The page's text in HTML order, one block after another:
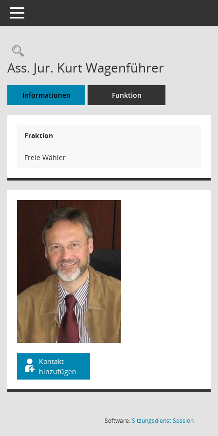
Toggle navigation
Rechercheauswahl
Ass. Jur. Kurt Wagenführer
Informationen Funktion
Fraktion
Freie Wähler
Kontakt
hinzufügen
Software:SitzungsdienstSession(Wird in